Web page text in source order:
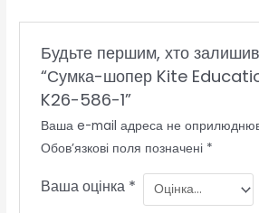
Будьте першим, хто залишив
“Сумка-шопер Kite
K26-586-1”
Ваша e-mail адреса не
Обов’язкові поля позначені *
Ваша оцінка *